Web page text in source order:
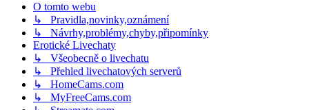
O tomto webu
↳ Pravidla,novinky,oznámení
↳ Návrhy,problémy,chyby,připomínky
Erotické Livechaty
↳ Všeobecně o livechatu
↳ Přehled livechatových serverů
↳ HomeCams.com
↳ MyFreeCams.com